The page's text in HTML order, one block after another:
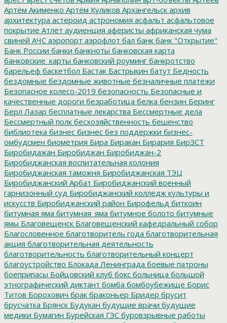
Артём Акименко Артём Куликов Архангельск архив
архитектура астероид астрономия асфальт асфальтовое
покрытие Атлет аудиенция аферисты африканская чума
свиней АЧС аэропорт аэрофлот бал банк банк "Открытие"
Банк России банки банкноты банковская карта
банковские_карты банковский роуминг банкротство
барельеф баскетбол Бастак Бастрыкин батут Бедность
бездомные бездомные животные безналичные платежи
Безопасное колесо-2019 безопасность Безопасные и
качественные дороги безработица белка бензин Беринг
Берл Лазар бесплатные лекарства Бессмертные дела
Бессмертный полк бесхозяйственность бешенство
библиотека бизнес бизнес без поддержки бизнес-
омбудсмен биометрия Бира Биракан Бирария БирЗСТ
Биробидажан Биробиджан Биробиджан-2
Биробиджанская воспитательная колония
Биробиджанская таможня Биробиджанская ТЭЦ
Биробиджанский Арбат Биробиджанский военный
гарнизонный суд Биробиджанский колледж культуры и
искусств Биробиджанский район Бирофельд биткоин
битумная яма битумная_яма битумное болото битумные
ямы Благовещенск Благовещенский кафедральный собор
Благословенное благотворитель года благотворительная
акция благотворительная деятельность
благотворительность благотворительный концерт
благоустройство Блокада Ленинграда боевые патроны
боеприпасы Бойцовский клуб бокс больница большой
этнографический диктант бомба бомбоубежище Борис
Титов Борохович брак браконьер Бридер брусит
брусчатка Брянск Будукан будущие врачи будущие
медики Бумагин Бурейская ГЭС буровзрывные работы